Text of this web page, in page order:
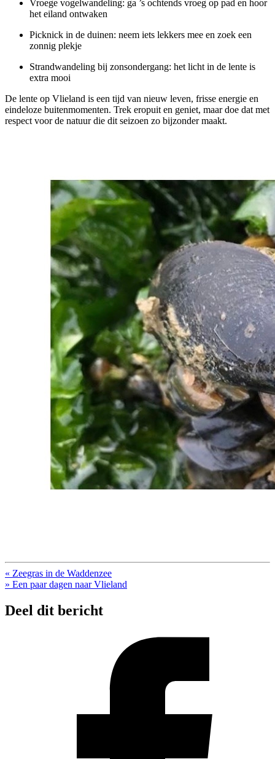
Vroege vogelwandeling: ga ’s ochtends vroeg op pad en hoor
het eiland ontwaken
Picknick in de duinen: neem iets lekkers mee en zoek een
zonnig plekje
Strandwandeling bij zonsondergang: het licht in de lente is
extra mooi
De lente op Vlieland is een tijd van nieuw leven, frisse energie en
eindeloze buitenmomenten. Trek eropuit en geniet, maar doe dat met
respect voor de natuur die dit seizoen zo bijzonder maakt.
« Zeegras in de Waddenzee
» Een paar dagen naar Vlieland
Deel dit bericht